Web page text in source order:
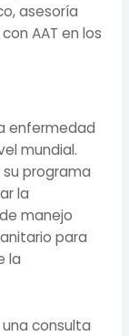
asesoría
AAT en los
enfermedad
mundial.
su programa
la
manejo
para
la
consulta